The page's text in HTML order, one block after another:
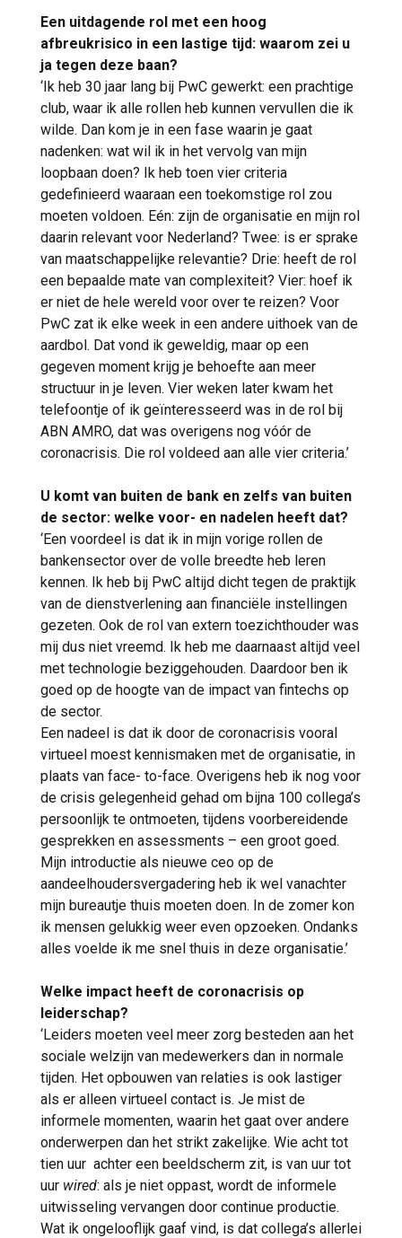
Een uitdagende rol met een hoog
afbreukrisico in een lastige tijd: waarom zei u
ja tegen deze baan?
‘Ik heb 30 jaar lang bij PwC gewerkt: een prachtige
club, waar ik alle rollen heb kunnen vervullen die ik
wilde. Dan kom je in een fase waarin je gaat
nadenken: wat wil ik in het vervolg van mijn
loopbaan doen? Ik heb toen vier criteria
gedefinieerd waaraan een toekomstige rol zou
moeten voldoen. Eén: zijn de organisatie en mijn rol
daarin relevant voor Nederland? Twee: is er sprake
van maatschappelijke relevantie? Drie: heeft de rol
een bepaalde mate van complexiteit? Vier: hoef ik
er niet de hele wereld voor over te reizen? Voor
PwC zat ik elke week in een andere uithoek van de
aardbol. Dat vond ik geweldig, maar op een
gegeven moment krijg je behoefte aan meer
structuur in je leven. Vier weken later kwam het
telefoontje of ik geïnteresseerd was in de rol bij
ABN AMRO, dat was overigens nog vóór de
coronacrisis. Die rol voldeed aan alle vier criteria.’
U komt van buiten de bank en zelfs van buiten
de sector: welke voor- en nadelen heeft dat?
‘Een voordeel is dat ik in mijn vorige rollen de
bankensector over de volle breedte heb leren
kennen. Ik heb bij PwC altijd dicht tegen de praktijk
van de dienstverlening aan financiële instellingen
gezeten. Ook de rol van extern toezichthouder was
mij dus niet vreemd. Ik heb me daarnaast altijd veel
met technologie beziggehouden. Daardoor ben ik
goed op de hoogte van de impact van fintechs op
de sector.
Een nadeel is dat ik door de coronacrisis vooral
virtueel moest kennismaken met de organisatie, in
plaats van face- to-face. Overigens heb ik nog voor
de crisis gelegenheid gehad om bijna 100 collega’s
persoonlijk te ontmoeten, tijdens voorbereidende
gesprekken en assessments – een groot goed.
Mijn introductie als nieuwe ceo op de
aandeelhoudersvergadering heb ik wel vanachter
mijn bureautje thuis moeten doen. In de zomer kon
ik mensen gelukkig weer even opzoeken. Ondanks
alles voelde ik me snel thuis in deze organisatie.’
Welke impact heeft de coronacrisis op
leiderschap?
‘Leiders moeten veel meer zorg besteden aan het
sociale welzijn van medewerkers dan in normale
tijden. Het opbouwen van relaties is ook lastiger
als er alleen virtueel contact is. Je mist de
informele momenten, waarin het gaat over andere
onderwerpen dan het strikt zakelijke. Wie acht tot
tien uur achter een beeldscherm zit, is van uur tot
uur wired: als je niet oppast, wordt de informele
uitwisseling vervangen door continue productie.
Wat ik ongelooflijk gaaf vind, is dat collega’s allerlei